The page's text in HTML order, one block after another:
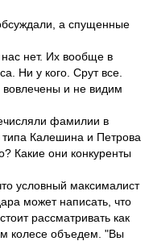
а спущенные
нет. Их вообще в
Ни у кого. Срут все.
и не видим
фамилии в
типа Калешина и Петрова
Какие они конкуренты
условный максималист
может написать, что
рассматривать как
колесе объедем. "Вы